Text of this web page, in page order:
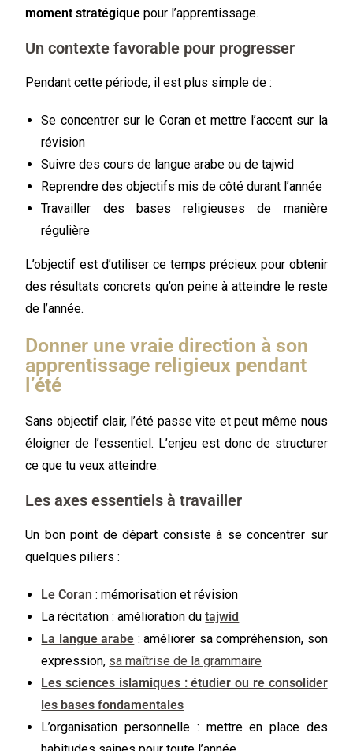
moment stratégique pour l’apprentissage.
Un contexte favorable pour progresser
Pendant cette période, il est plus simple de :
Se concentrer sur le Coran et mettre l’accent sur la
révision
Suivre des cours de langue arabe ou de tajwid
Reprendre des objectifs mis de côté durant l’année
Travailler des bases religieuses de manière
régulière
L’objectif est d’utiliser ce temps précieux pour obtenir
des résultats concrets qu’on peine à atteindre le reste
de l’année.
Donner une vraie direction à son
apprentissage religieux pendant
l’été
Sans objectif clair, l’été passe vite et peut même nous
éloigner de l’essentiel. L’enjeu est donc de structurer
ce que tu veux atteindre.
Les axes essentiels à travailler
Un bon point de départ consiste à se concentrer sur
quelques piliers :
Le Coran : mémorisation et révision
La récitation : amélioration dutajwid
La langue arabe : améliorer sa compréhension, son
expression, sa maîtrise de la grammaire
Les sciences islamiques : étudier ou re consolider
les bases fondamentales
L’organisation personnelle : mettre en place des